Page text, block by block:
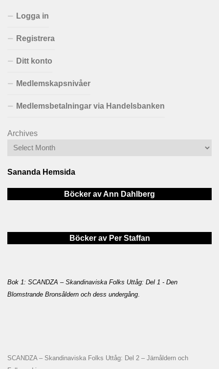
Logga in
Registrera
Ditt konto
Medlemskapsnivåer
Medlemsbetalningar via Handelsbanken
Archives
Sananda Hemsida
Böcker av Ann Dahlberg
Böcker av Per Staffan
Bok 1: SCANDZA – Skandinaviska Folks Uttåg: Del 1 - Den
Blomstrande Bronsåldern och dess undergång
SCANDZA – Skandinaviska Folks Uttåg: Del 2 – Järnåldern och